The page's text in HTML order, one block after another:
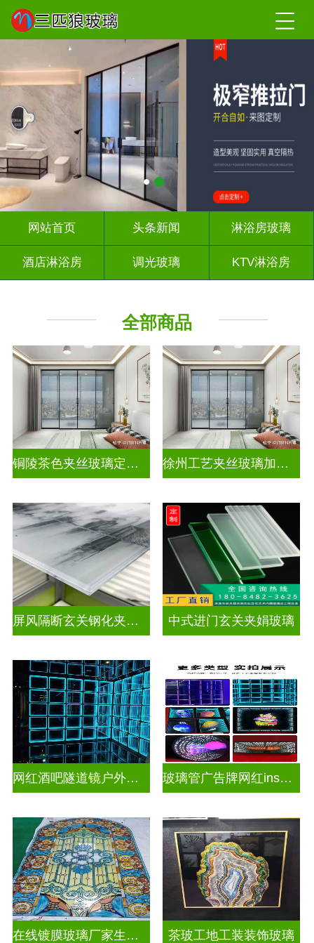
网站首页 头条新闻 淋浴房玻璃
酒店淋浴房 调光玻璃 KTV淋浴房
全部商品
铜陵茶色夹丝玻璃定制电话 徐州工艺夹丝玻璃加工企业
屏风隔断玄关钢化夹胶艺术玻璃 中式进门玄关夹娟玻璃
网红酒吧隧道镜户外门头招牌深渊镜千层镜 玻璃管广告牌网红ins灯带造型装饰千层镜深渊镜
在线镀膜玻璃厂家生产安装 茶玻工地工装装饰玻璃